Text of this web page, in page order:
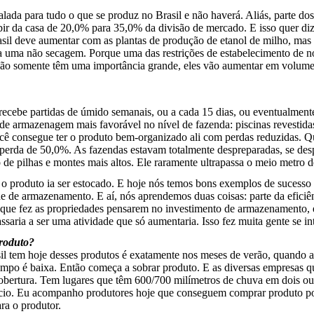
para tudo o que se produz no Brasil e não haverá. Aliás, parte
da casa de 20,0% para 35,0% da divisão de mercado. E isso quer
deve aumentar com as plantas de produção de etanol de milho,
não secagem. Porque uma das restrições de estabelecimento de
somente têm uma importância grande, eles vão aumentar em
partidas de úmido semanais, ou a cada 15 dias, ou
armazenagem mais favorável no nível de fazenda: piscinas
consegue ter o produto bem-organizado ali com perdas reduzidas.
de 50,0%. As fazendas estavam totalmente despreparadas, se
pilhas e montes mais altos. Ele raramente ultrapassa o meio metro
ia ser estocado. E hoje nós temos bons exemplos de
armazenamento. E aí, nós aprendemos duas coisas: parte da
fez as propriedades pensarem no investimento de
a ser uma atividade que só aumentaria. Isso fez muita gente se
hoje desses produtos é exatamente nos meses de verão,
é baixa. Então começa a sobrar produto. E as diversas
Tem lugares que têm 600/700 milímetros de chuva em dois
Eu acompanho produtores hoje que conseguem comprar produto
o produtor.